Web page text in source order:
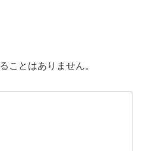
ことはありません。